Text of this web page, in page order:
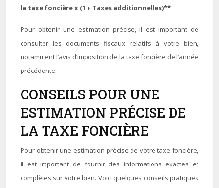
la taxe foncière x (1 + Taxes additionnelles)**
Pour obtenir une estimation précise, il est important de
consulter les documents fiscaux relatifs à votre bien,
notamment l’avis d’imposition de la taxe foncière de l’année
précédente.
CONSEILS POUR UNE
ESTIMATION PRÉCISE DE
LA TAXE FONCIÈRE
Pour obtenir une estimation précise de votre taxe foncière,
il est important de fournir des informations exactes et
complètes sur votre bien. Voici quelques conseils pratiques